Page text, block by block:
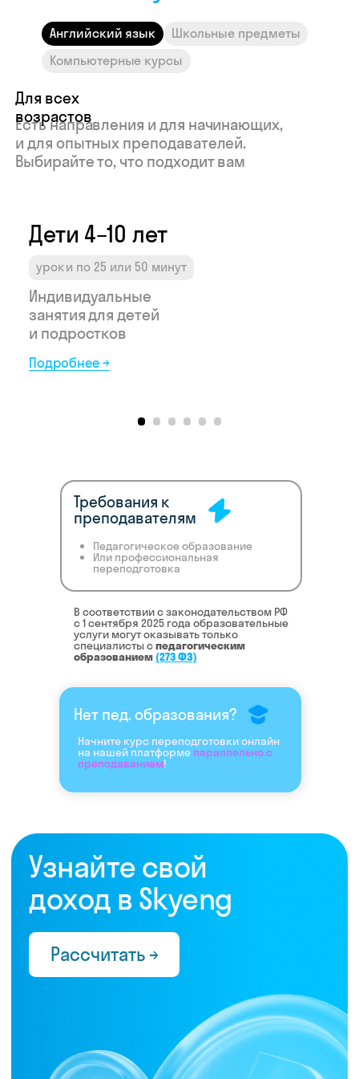
Английский язык
Школьные предметы
Компьютерные курсы
Индивидуальные
занятия для детей
и подростков
Педагогическое образование
Или профессиональная
переподготовка
В соответствии с законодательством РФ
c 1 сентября 2025 года образовательные
услуги могут оказывать только
специалисты спедагогическим
образованием (273 ФЗ)
Начните курс переподготовки онлайн
на нашей платформе параллельно с
преподаванием!
Требования к
преподавателям
Нет пед. образования?
доход в Skyeng
Рассчитать →
Нас выбрали 10 000+
которые ценят:
Время
Готовые планы и материалы, онлайн-
платформа с автопроверкой заданий,
поддержка 24/7 и никакой бюрократии
Деньги
штрафов и переработок, скрытых условий
Уважение к преподавателю и его